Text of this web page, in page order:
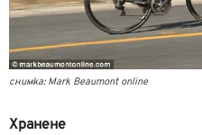
снимка: Mark Beaumont online
Хранене